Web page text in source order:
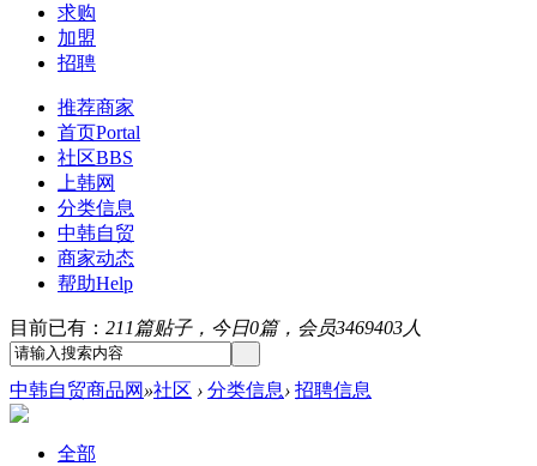
求购
加盟
招聘
推荐商家
首页Portal
社区BBS
上韩网
分类信息
中韩自贸
商家动态
帮助Help
目前已有： 211篇贴子，今日0篇，会员3469403人
中韩自贸商品网 »社区 › 分类信息› 招聘信息
全部